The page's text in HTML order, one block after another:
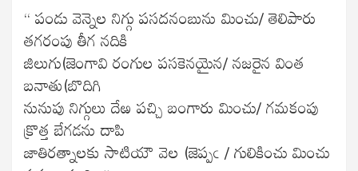
“ పండు వెన్నెల నిగ్గు పసదనంబును మించు/ తెలిపారు
తగరంపు తీగ నదికి
జిలుగు(జెంగావి రంగుల పసకెనయైన/ నజరైన వింత
బనాతు(బొదిగి
నునుపు నిగ్గులు దేఱ పచ్చి బంగారు మించు/ గమకంపు
క్రొత్త బేగడను దాపి
జాతిరత్నాలకు సాటియౌ వెల (జెప్పఁ / గులికించు మించు